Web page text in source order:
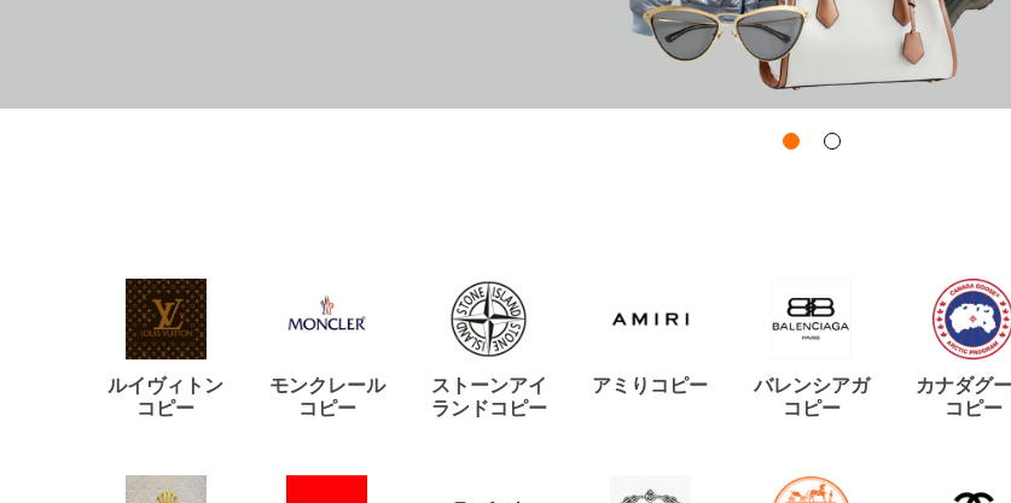
ルイヴィトン
コピー
モンクレール
コピー
ストーンアイ
ランドコピー
アミりコピー
バレンシアガ
コピー
カナダグ
コピー